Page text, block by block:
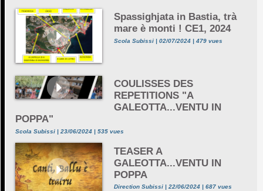
Spassighjata in Bastia, trà
mare è monti ! CE1, 2024
Scola Subissi | 02/07/2024 | 479 vues
COULISSES DES
REPETITIONS "A
GALEOTTA...VENTU IN
POPPA"
Scola Subissi | 23/06/2024 | 535 vues
TEASER A
GALEOTTA...VENTU IN
POPPA
Direction Subissi | 22/06/2024 | 687 vues